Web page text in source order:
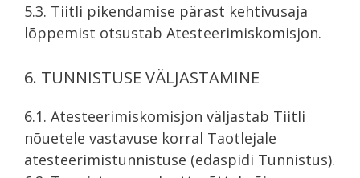
5.3. Tiitli pikendamise pärast kehtivusaja
lõppemist otsustab Atesteerimiskomisjon.
6. TUNNISTUSE VÄLJASTAMINE
6.1. Atesteerimiskomisjon väljastab Tiitli
nõuetele vastavuse korral Taotlejale
atesteerimistunnistuse (edaspidi Tunnistus).